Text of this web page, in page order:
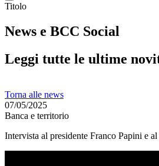
Titolo
News e BCC Social
Leggi tutte le ultime
Torna alle news
07/05/2025
Banca e territorio
Intervista al presidente Franco Papini e